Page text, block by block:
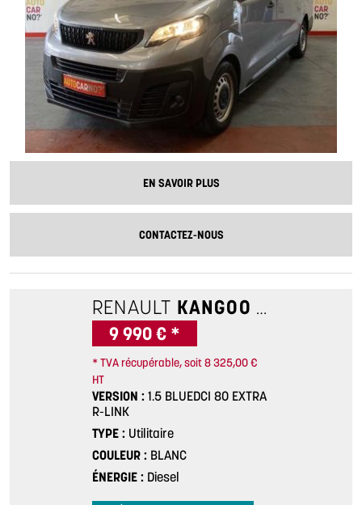
EN SAVOIR PLUS
CONTACTEZ-NOUS
RENAULT KANGOO 1.5
9 990 € *
* TVA récupérable, soit 8 325,00 €
HT
VERSION
1.5 BLUEDCI 80 EXTRA
R-LINK
TYPE
Utilitaire
COULEUR
BLANC
ÉNERGIE
Diesel